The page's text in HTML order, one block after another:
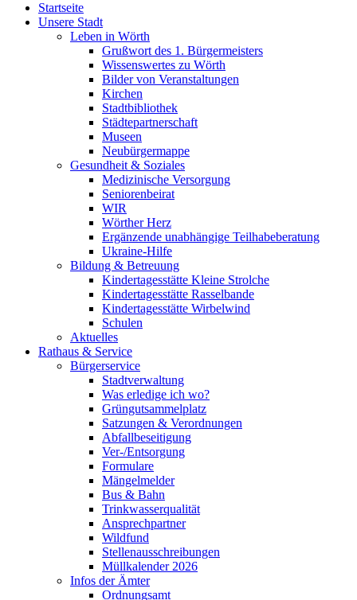
Startseite
Unsere Stadt
Leben in Wörth
Grußwort des 1. Bürgermeisters
Wissenswertes zu Wörth
Bilder von Veranstaltungen
Kirchen
Stadtbibliothek
Städtepartnerschaft
Museen
Neubürgermappe
Gesundheit & Soziales
Medizinische Versorgung
Seniorenbeirat
WIR
Wörther Herz
Ergänzende unabhängige Teilhabeberatung
Ukraine-Hilfe
Bildung & Betreuung
Kindertagesstätte Kleine Strolche
Kindertagesstätte Rasselbande
Kindertagesstätte Wirbelwind
Schulen
Aktuelles
Rathaus & Service
Bürgerservice
Stadtverwaltung
Was erledige ich wo?
Grüngutsammelplatz
Satzungen & Verordnungen
Abfallbeseitigung
Ver-/Entsorgung
Formulare
Mängelmelder
Bus & Bahn
Trinkwasserqualität
Ansprechpartner
Wildfund
Stellenausschreibungen
Müllkalender 2026
Infos der Ämter
Ordnungsamt